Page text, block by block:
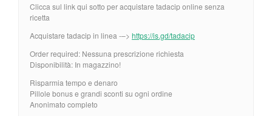
Clicca sul link qui sotto per acquistare tadacip online senza
ricetta
Acquistare tadacip in linea -–> https://is.gd/tadacip
Order required: Nessuna prescrizione richiesta
Disponibilità: In magazzino!
Risparmia tempo e denaro
Pillole bonus e grandi sconti su ogni ordine
Anonimato completo